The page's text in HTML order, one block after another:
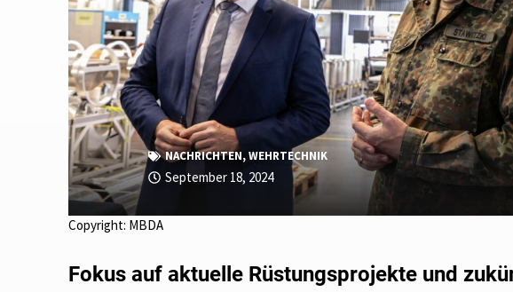
NACHRICHTEN,WEHRTECHNIK
September 18, 2024
Copyright: MBDA
Fokus auf aktuelle Rüstungsprojekte und